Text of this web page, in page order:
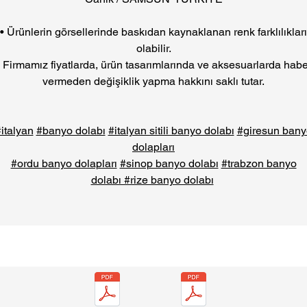
• Ürünlerin görsellerinde baskıdan kaynaklanan renk farklılıkları
olabilir.
Firmamız fiyatlarda, ürün tasarımlarında ve aksesuarlarda
vermeden değişiklik yapma hakkını saklı tutar.
#banyo dolabı #italyan sitili banyo dolabı #giresun
dolapları
#ordu banyo dolapları #sinop banyo dolabı #trabzon banyo
dolabı #rize banyo dolabı